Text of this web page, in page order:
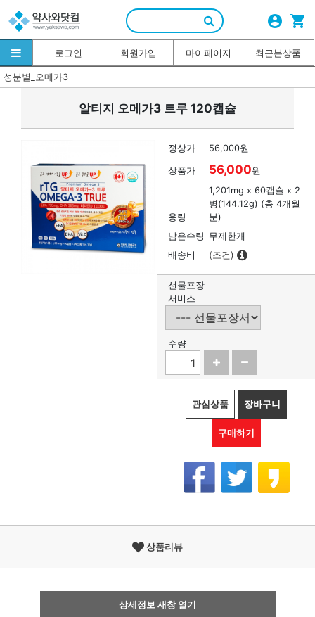
account_circle shopping_cart
로그인 회원가입 마이페이지 최근본상품
성분별_오메가3
알티지 오메가3 트루 120캡슐
정상가 56,000원
상품가 56,000원
용량
1,201mg x 60캡슐 x 2
병(144.12g) (총 4개월
분)
남은수량 무제한개
배송비
(조건)
선물포장
서비스
수량
관심상품 장바구니
구매하기
상품리뷰
상세정보 새창 열기